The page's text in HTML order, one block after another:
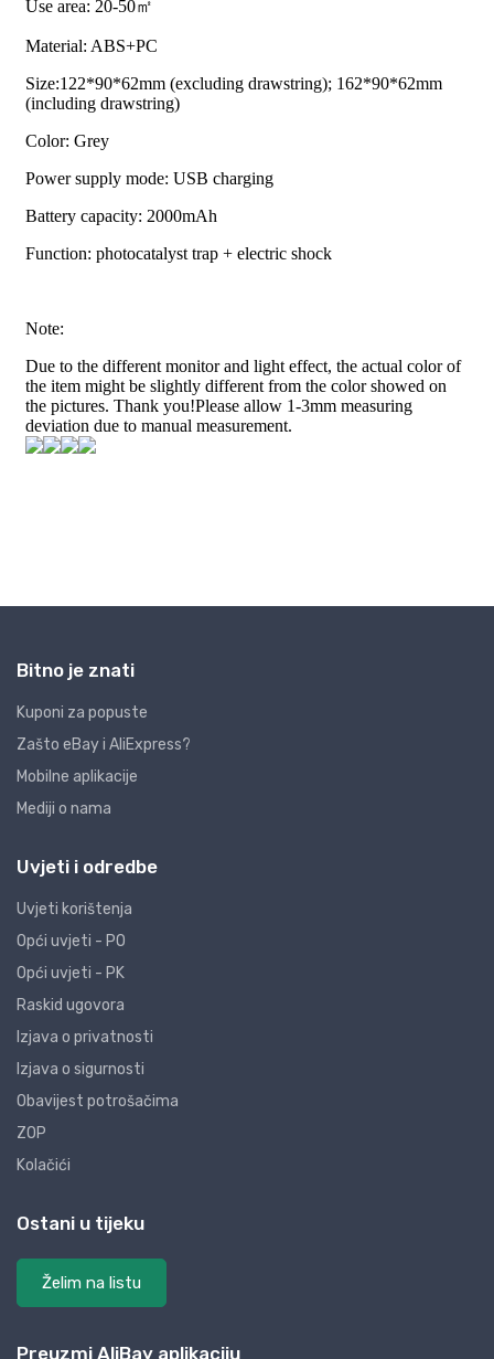
Bitno je znati
Kuponi za popuste
Zašto eBay i AliExpress?
Mobilne aplikacije
Mediji o nama
Uvjeti i odredbe
Uvjeti korištenja
Opći uvjeti - PO
Opći uvjeti - PK
Raskid ugovora
Izjava o privatnosti
Izjava o sigurnosti
Obavijest potrošačima
ZOP
Kolačići
Ostani u tijeku
Želim na listu
Preuzmi AliBay aplikaciju